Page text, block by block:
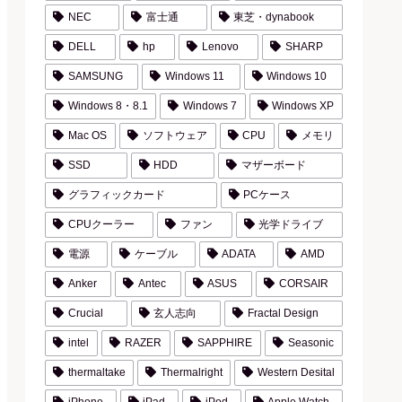
NEC 富士通 東芝・dynabook
DELL hp Lenovo SHARP
SAMSUNG Windows 11 Windows 10
Windows 8・8.1 Windows 7 Windows XP
Mac OS ソフトウェア CPU メモリ
SSD HDD マザーボード
グラフィックカード PCケース
CPUクーラー ファン 光学ドライブ
電源 ケーブル ADATA AMD
Anker Antec ASUS CORSAIR
Crucial 玄人志向 Fractal Design
intel RAZER SAPPHIRE Seasonic
thermaltake Thermalright Western Desital